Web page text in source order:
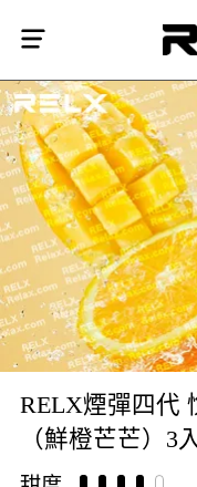

RELX煙彈四代
（鮮橙芒芒）3入